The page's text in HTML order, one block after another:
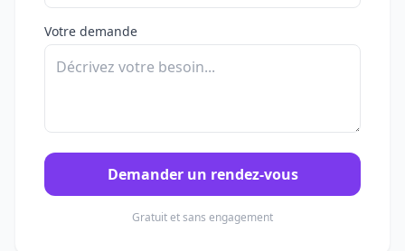
Votre demande
Demander un rendez-vous
Gratuit et sans engagement